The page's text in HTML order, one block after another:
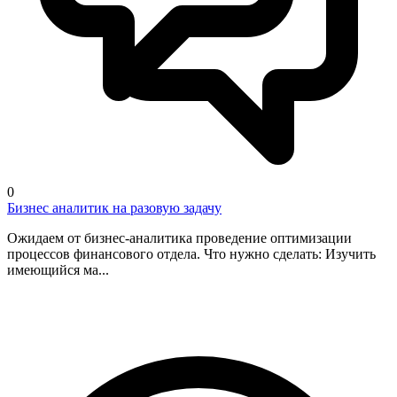
0
Бизнес аналитик на разовую задачу
Ожидаем от бизнес-аналитика проведение оптимизации
процессов финансового отдела. Что нужно сделать: Изучить
имеющийся ма...